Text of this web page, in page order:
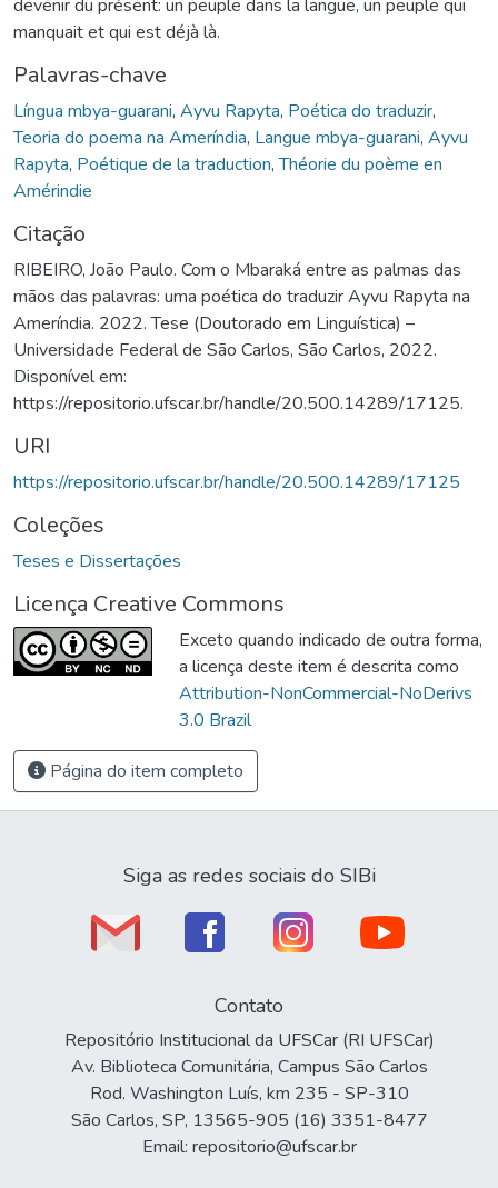
devenir du présent: un peuple dans la langue, un peuple qui
manquait et qui est déjà là.
Palavras-chave
Língua mbya-guarani, Ayvu Rapyta, Poética do traduzir,
Teoria do poema na Ameríndia, Langue mbya-guarani, Ayvu
Rapyta, Poétique de la traduction,Théorie du poème en
Amérindie
Citação
RIBEIRO, João Paulo. Com o Mbaraká entre as palmas das
mãos das palavras: uma poética do traduzir Ayvu Rapyta na
Ameríndia. 2022. Tese (Doutorado em Linguística) –
Universidade Federal de São Carlos, São Carlos, 2022.
Disponível em:
https://repositorio.ufscar.br/handle/20.500.14289/17125.
URI
https://repositorio.ufscar.br/handle/20.500.14289/17125
Coleções
Teses e Dissertações
Licença Creative Commons
Exceto quando indicado de outra forma,
a licença deste item é descrita como
Attribution-NonCommercial-NoDerivs
3.0 Brazil
Página do item completo
Siga as redes sociais do SIBi
Contato
Repositório Institucional da UFSCar (RI UFSCar)
Av. Biblioteca Comunitária, Campus São Carlos
Rod. Washington Luís, km 235 - SP-310
São Carlos, SP, 13565-905 (16) 3351-8477
Email: repositorio@ufscar.br